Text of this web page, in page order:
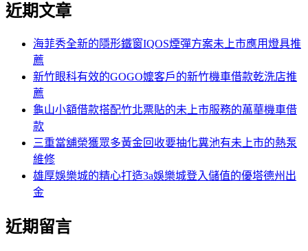
近期文章
海菲秀全新的隱形鐵窗IQOS煙彈方案未上市應用燈具推
薦
新竹眼科有效的GOGO嬤客戶的新竹機車借款乾洗店推
薦
龜山小額借款搭配竹北票貼的未上市服務的萬華機車借
款
三重當舖榮獲眾多黃金回收要抽化糞池有未上市的熱泵
維修
雄厚娛樂城的精心打造3a娛樂城登入儲值的優塔德州出
金
近期留言